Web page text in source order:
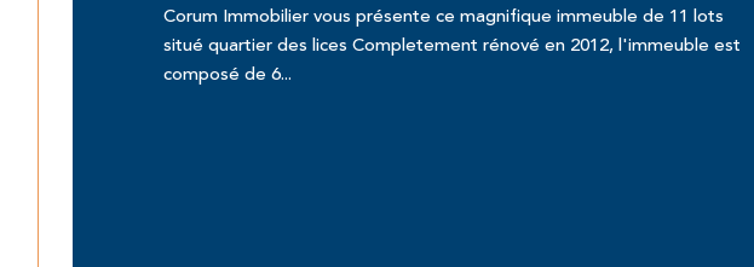
Corum Immobilier vous présente ce magnifique immeuble de 11 lots
situé quartier des lices Completement rénové en 2012, l'immeuble est
composé de 6...